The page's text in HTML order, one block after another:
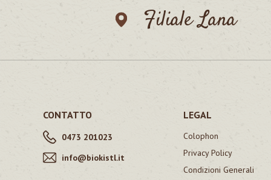
Filiale Lana
CONTATTO
0473 201023
info@biokistl.it
LEGAL
Colophon
Privacy Policy
Condizioni Generali